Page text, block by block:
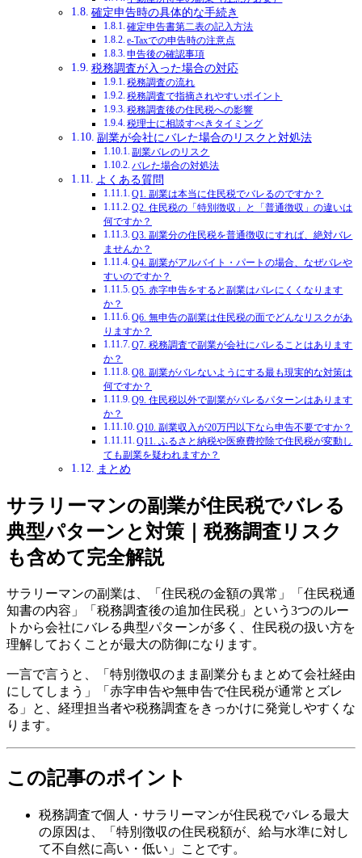
確定申告時の具体的な手続き
確定申告書第二表の記入方法
e-Taxでの申告時の注意点
申告後の確認事項
税務調査が入った場合の対応
税務調査の流れ
税務調査で指摘されやすいポイント
税務調査後の住民税への影響
税理士に相談すべきタイミング
副業が会社にバレた場合のリスクと対処法
副業バレのリスク
バレた場合の対処法
よくある質問
Q1. 副業は本当に住民税でバレるのですか？
Q2. 住民税の「特別徴収」と「普通徴収」の違いは
何ですか？
Q3. 副業分の住民税を普通徴収にすれば、絶対バレ
ませんか？
Q4. 副業がアルバイト・パートの場合、なぜバレや
すいのですか？
Q5. 赤字申告をすると副業はバレにくくなります
か？
Q6. 無申告の副業は住民税の面でどんなリスクがあ
りますか？
Q7. 税務調査で副業が会社にバレることはあります
か？
Q8. 副業がバレないようにする最も現実的な対策は
何ですか？
Q9. 住民税以外で副業がバレるパターンはあります
か？
Q10. 副業収入が20万円以下なら申告不要ですか？
Q11. ふるさと納税や医療費控除で住民税が変動し
ても副業を疑われますか？
まとめ
サラリーマンの副業が住民税でバレる
典型パターンと対策｜税務調査リスク
も含めて完全解説
サラリーマンの副業は、「住民税の金額の異常」「住民税通
知書の内容」「税務調査後の追加住民税」という3つのルー
トから会社にバレる典型パターンが多く、住民税の扱い方を
理解しておくことが最大の防御になります。
一言で言うと、「特別徴収のまま副業分もまとめて会社経由
にしてしまう」「赤字申告や無申告で住民税が通常とズレ
る」と、経理担当者や税務調査をきっかけに発覚しやすくな
ります。
この記事のポイント
税務調査で個人・サラリーマンが住民税でバレる最大
の原因は、「特別徴収の住民税額が、給与水準に対し
て不自然に高い・低い」ことです。